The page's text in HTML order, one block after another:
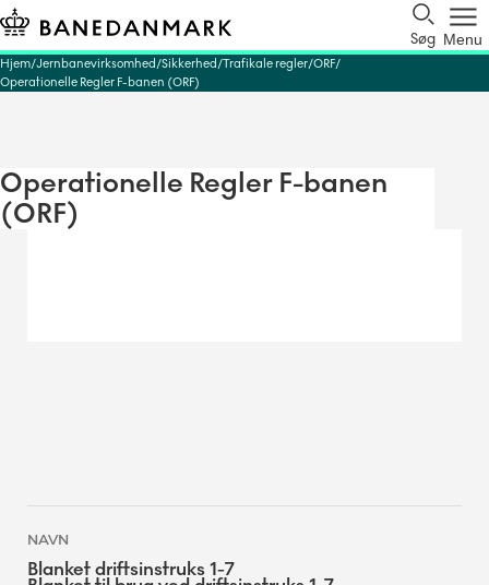
Søg Menu
Hjem Jernbanevirksomhed Sikkerhed Trafikale regler ORF
Operationelle Regler F-banen (ORF)
Operationelle Regler F-banen
(ORF)
Blanket driftsinstruks 1-7